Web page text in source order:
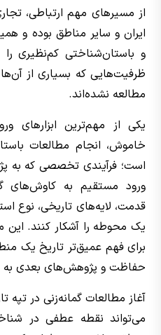
از مسیرهای مهم ارتباطی،
ایران و سایر مناطق بوده و
و باستان‌شناختی کم‌نظیری
ظرفیت‌هایی که بسیاری از
مطالعه نشده‌اند.
یکی از مهم‌ترین ابزارهای
خاموش، انجام مطالعات
است؛ فرآیندی تخصصی که به
ورود مستقیم به کاوش‌های
قدمت، لایه‌های تاریخی، نوع
یک محوطه را آشکار کنند. این
برای فهم عمیق‌تر تاریخ یک
حفاظت و پژوهش‌های بعدی به
آغاز مطالعات گمانه‌زنی در تپه
می‌تواند نقطه عطفی در